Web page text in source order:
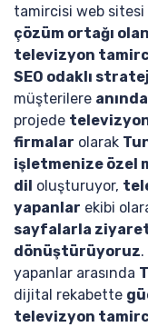
tamircisi web
çözüm ortağı
televizyon
SEO odaklı
müşterilere
projede
firmalar olarak
işletmenize özel
dil oluşturuyor,
yapanlar ekibi
sayfalarla
dönüştürüyoruz
yapanlar arasında
dijital rekabette
televizyon